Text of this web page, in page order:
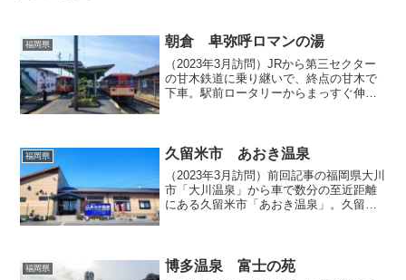
福岡県 朝倉 卑弥呼ロマンの湯
（2023年3月訪問）JRから第三セクター
の甘木鉄道に乗り継いで、終点の甘木で
下車。駅前ロータリーからまっすぐ伸び
機関が集まるエ...
福岡県 久留米市 あおき温泉
（2023年3月訪問）前回記事の福岡県大川
市「大川温泉」から車で数分の至近距離
にある久留米市「あおき温泉」。久留米
車場も半分近く...
福岡県 博多温泉 富士の苑